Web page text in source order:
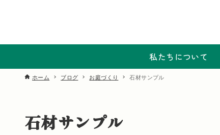
私たちについて
ホーム ブログ お庭づくり 石材サンプル
石材サンプル